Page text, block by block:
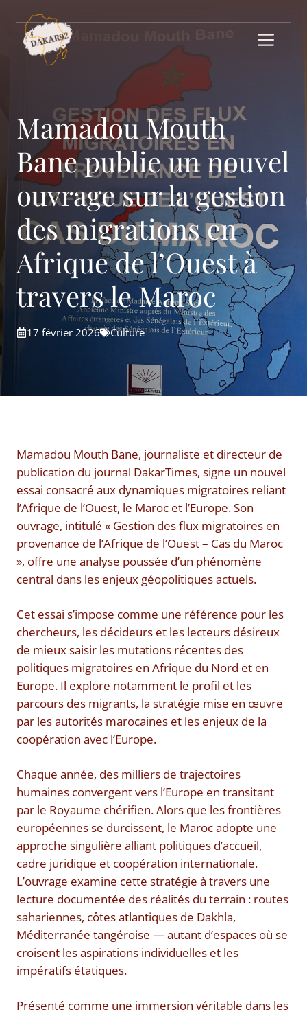
contenu
Mamadou Mouth
Bane publie un nouvel
ouvrage sur la gestion
des migrations en
Afrique de l’Ouest à
travers le Maroc
17 février 2026 Culture
Mamadou Mouth Bane, journaliste et directeur de
publication du journal DakarTimes, signe un nouvel
essai consacré aux dynamiques migratoires reliant
l’Afrique de l’Ouest, le Maroc et l’Europe. Son
ouvrage, intitulé « Gestion des flux migratoires en
provenance de l’Afrique de l’Ouest – Cas du Maroc
», offre une analyse poussée d’un phénomène
central dans les enjeux géopolitiques actuels.
Cet essai s’impose comme une référence pour les
chercheurs, les décideurs et les lecteurs désireux
de mieux saisir les mutations récentes des
politiques migratoires en Afrique du Nord et en
Europe. Il explore notamment le profil et les
parcours des migrants, la stratégie mise en œuvre
par les autorités marocaines et les enjeux de la
coopération avec l’Europe.
Chaque année, des milliers de trajectoires
humaines convergent vers l’Europe en transitant
par le Royaume chérifien. Alors que les frontières
européennes se durcissent, le Maroc adopte une
approche singulière alliant politiques d’accueil,
cadre juridique et coopération internationale.
L’ouvrage examine cette stratégie à travers une
lecture documentée des réalités du terrain : routes
sahariennes, côtes atlantiques de Dakhla,
Méditerranée tangéroise — autant d’espaces où se
croisent les aspirations individuelles et les
impératifs étatiques.
Présenté comme une immersion véritable dans les